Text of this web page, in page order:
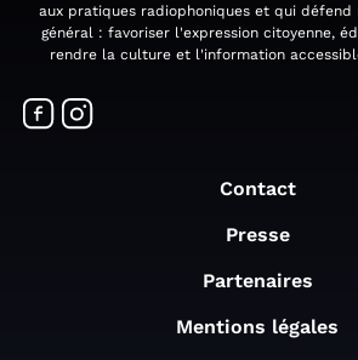
aux pratiques radiophoniques et qui défend
général : favoriser l'expression citoyenne,
rendre la culture et l'information
Contact
Presse
Partenaires
Mentions légales